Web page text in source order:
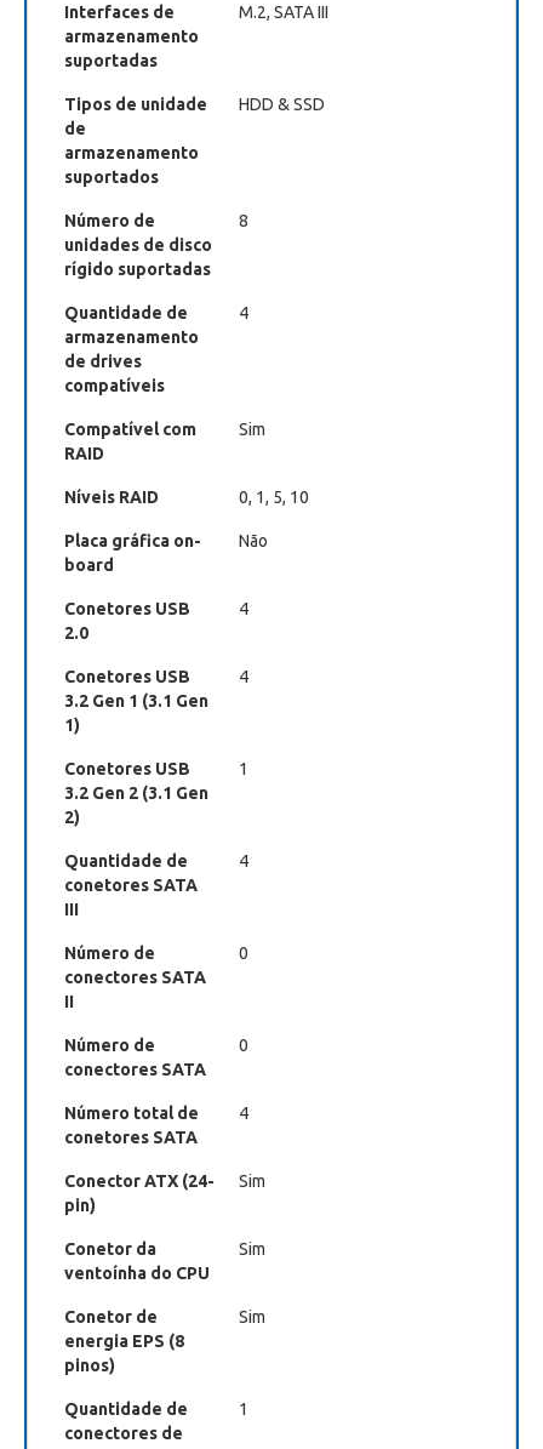
Interfaces de
armazenamento
suportadas
M.2, SATA III
Tipos de unidade
de
armazenamento
suportados
HDD & SSD
Número de
unidades de disco
rígido suportadas
8
Quantidade de
armazenamento
de drives
compatíveis
4
Compatível com
RAID
Sim
Níveis RAID 0, 1, 5, 10
Placa gráfica on-
board
Não
Conetores USB
2.0
4
Conetores USB
3.2 Gen 1 (3.1 Gen
1)
4
Conetores USB
3.2 Gen 2 (3.1 Gen
2)
1
Quantidade de
conetores SATA
III
4
Número de
conectores SATA
II
0
Número de
conectores SATA
0
Número total de
conetores SATA
4
Conector ATX (24-
pin)
Sim
Conetor da
ventoínha do CPU
Sim
Conetor de
energia EPS (8
pinos)
Sim
Quantidade de
conectores de
1